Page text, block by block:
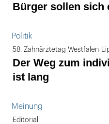
Bürger sollen sich
Politik
58. Zahnärztetag Westfalen-
Der Weg zum
ist lang
Meinung
Editorial